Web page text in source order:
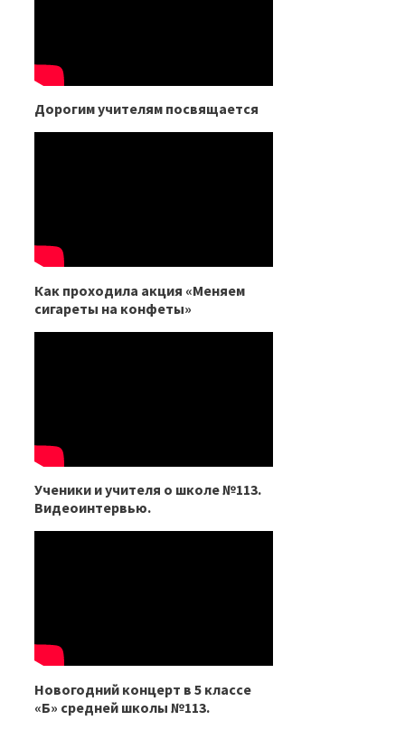
Дорогим учителям посвящается
Как проходила акция «Меняем
сигареты на конфеты»
Ученики и учителя о школе №113.
Видеоинтервью.
Новогодний концерт в 5 классе
«Б» средней школы №113.